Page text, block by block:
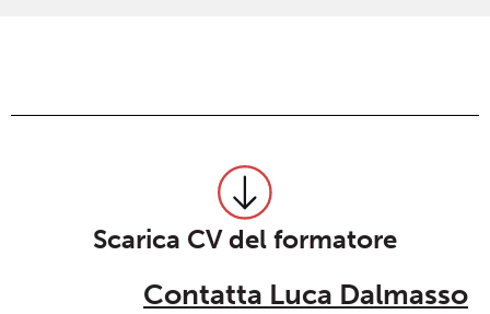
Scarica CV del formatore
Contatta Luca Dalmasso